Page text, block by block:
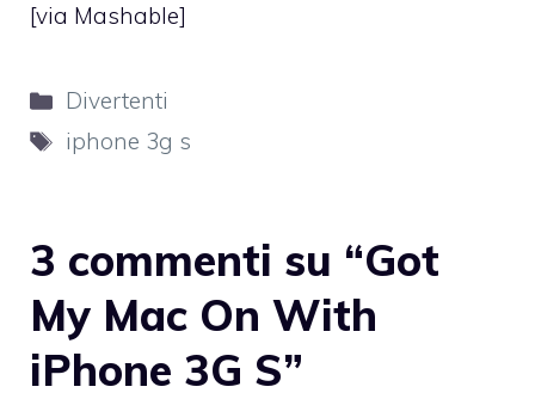
[via Mashable]
Categorie
Divertenti
Tag
iphone 3g s
3 commenti su “Got
My Mac On With
iPhone 3G S”